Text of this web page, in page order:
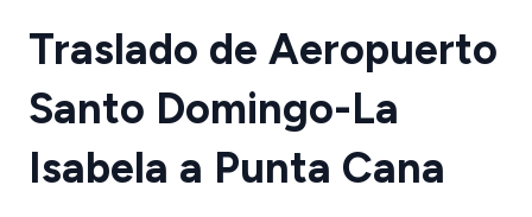
Traslado de Aeropuerto
Santo Domingo-La
Isabela a Punta Cana